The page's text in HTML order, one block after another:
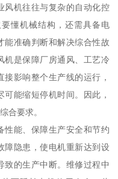
风机往往与复杂的自动化控
懂机械结构，还需具备电
能准确判断和解决综合性故
机是保障厂房通风、工艺冷
影响整个生产线的运行，
能缩短停机时间。因此，
合要求。
性能、保障生产安全和节约
障隐患，使电机重新达到设
致的生产中断。维修过程中